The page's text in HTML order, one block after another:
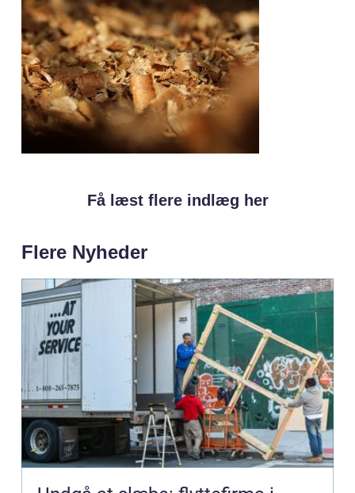
Få læst flere indlæg her
Flere Nyheder